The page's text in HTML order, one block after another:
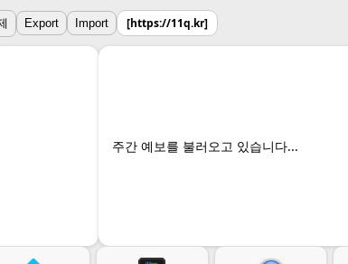
Export Import [https://11q.kr]
주간 예보를 불러오고 있습니다...